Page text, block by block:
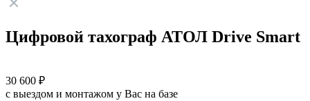
Цифровой тахограф АТОЛ Drive Smart
30 600 ₽
с выездом и монтажом у Вас на базе